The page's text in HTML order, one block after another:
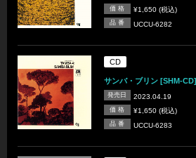
価 格 ¥1,650 (税込)
品 番 UCCU-6282
CD
サンバ・ブリン [SHM-CD]
発売日 2023.04.19
価 格 ¥1,650 (税込)
品 番 UCCU-6283